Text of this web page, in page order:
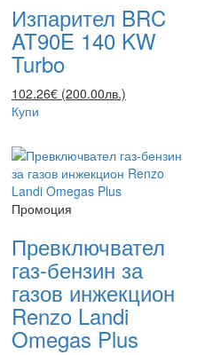
Изпарител BRC
AT90E 140 KW
Turbo
102.26€ (200.00лв.)
Купи
Промоция
Превключвател
газ-бензин за
газов инжекцион
Renzo Landi
Omegas Plus